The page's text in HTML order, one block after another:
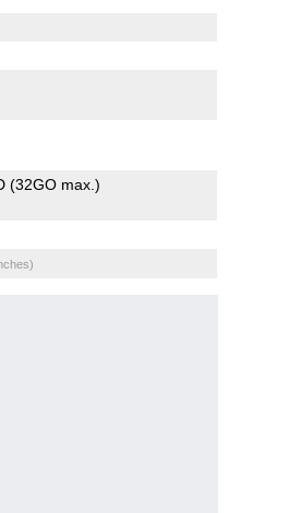
(32GO max.)